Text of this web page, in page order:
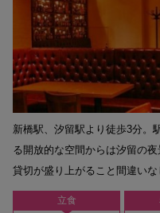
立食
新橋駅、汐留駅より徒歩3分。
る開放的な空間からは汐留の
貸切が盛り上がること間違い